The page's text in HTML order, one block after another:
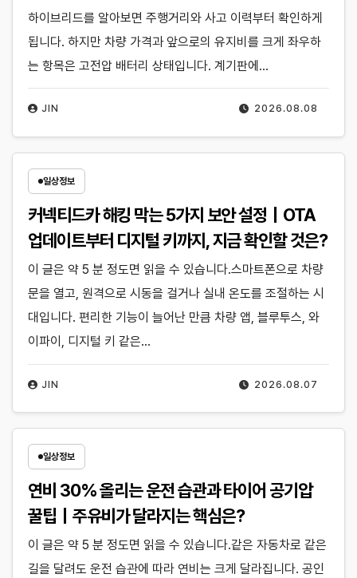
2026.08.08
JIN
하이브리드를 알아보면 주행거리와 사고 이력부터 확인하게
됩니다. 하지만 차량 가격과 앞으로의 유지비를 크게 좌우하
는 항목은 고전압 배터리 상태입니다. 계기판에…
일상정보
커넥티드카 해킹 막는 5가지 보안 설정｜OTA
업데이트부터 디지털 키까지, 지금 확인할 것은?
2026.08.07
JIN
이 글은 약 5 분 정도면 읽을 수 있습니다.스마트폰으로 차량
문을 열고, 원격으로 시동을 걸거나 실내 온도를 조절하는 시
대입니다. 편리한 기능이 늘어난 만큼 차량 앱, 블루투스, 와
이파이, 디지털 키 같은…
일상정보
연비 30% 올리는 운전 습관과 타이어 공기압
꿀팁｜주유비가 달라지는 핵심은?
이 글은 약 5 분 정도면 읽을 수 있습니다.같은 자동차로 같은
길을 달려도 운전 습관에 따라 연비는 크게 달라집니다. 공인